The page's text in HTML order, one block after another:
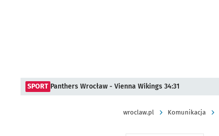
SPORT Panthers Wrocław - Vienna Wikings 34:31
wroclaw.pl Komunikacja